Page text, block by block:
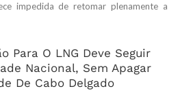
impedida de retomar plenamente a
Para O LNG Deve Seguir
Nacional, Sem Apagar
De Cabo Delgado